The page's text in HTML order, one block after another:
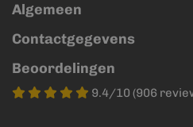
Algemeen
Contactgegevens
Beoordelingen
9.4/10 (906